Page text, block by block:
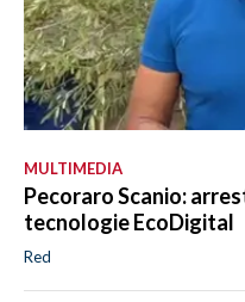
MULTIMEDIA
Pecoraro Scanio:
tecnologie EcoDigital
Red